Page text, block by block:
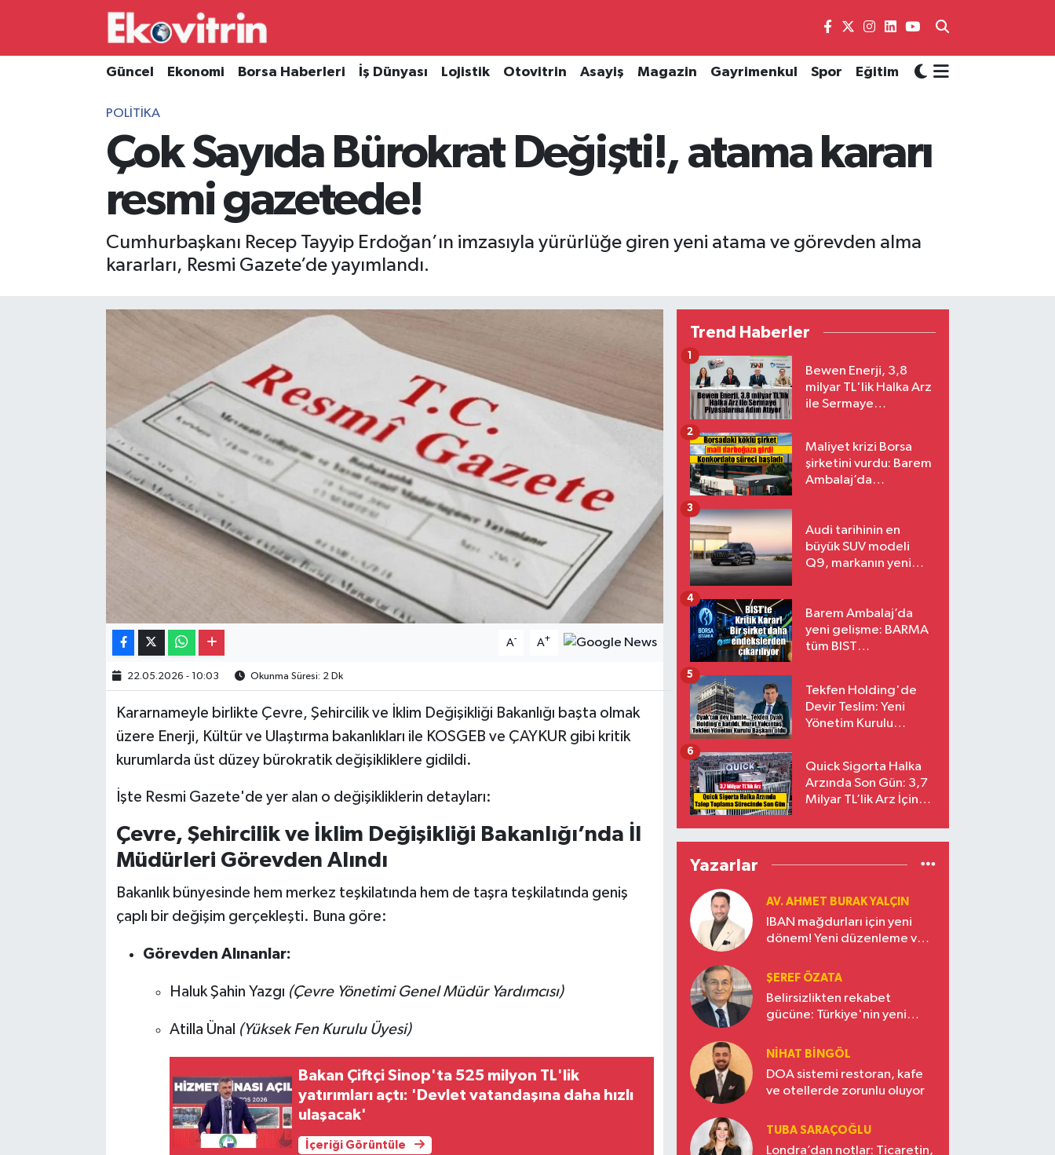
Güncel Ekonomi Borsa Haberleri İş Dünyası Lojistik Otovitrin Asayiş Magazin Gayrimenkul Spor Eğitim
POLITIKA
Çok Sayıda Bürokrat Değişti!, atama kararı
resmi gazetede!
Cumhurbaşkanı Recep Tayyip Erdoğan’ın imzasıyla yürürlüğe giren yeni atama ve görevden alma
kararları, Resmi Gazete’de yayımlandı.
A- A+
22.05.2026 - 10:03 Okunma Süresi: 2 Dk
Kararnameyle birlikte Çevre, Şehircilik ve İklim Değişikliği Bakanlığı başta olmak
üzere Enerji, Kültür ve Ulaştırma bakanlıkları ile KOSGEB ve ÇAYKUR gibi kritik
kurumlarda üst düzey bürokratik değişikliklere gidildi.
İşte Resmi Gazete'de yer alan o değişikliklerin detayları:
Çevre, Şehircilik ve İklim Değişikliği Bakanlığı’nda İl
Müdürleri Görevden Alındı
Bakanlık bünyesinde hem merkez teşkilatında hem de taşra teşkilatında geniş
çaplı bir değişim gerçekleşti. Buna göre:
Görevden Alınanlar:
Haluk Şahin Yazgı (Çevre Yönetimi Genel Müdür Yardımcısı)
Atilla Ünal (Yüksek Fen Kurulu Üyesi)
Bakan Çiftçi Sinop'ta 525 milyon TL'lik
yatırımları açtı: 'Devlet vatandaşına daha hızlı
ulaşacak'
İçeriği Görüntüle
Trend Haberler
Bewen Enerji, 3,8
milyar TL'lik Halka Arz
ile Sermaye
1
Maliyet krizi Borsa
şirketini vurdu: Barem
Ambalaj’da
2
Audi tarihinin en
büyük SUV modeli
Q9, markanın yeni
3
Barem Ambalaj’da
yeni gelişme: BARMA
tüm BIST
4
Tekfen Holding'de
Devir Teslim: Yeni
Yönetim Kurulu
5
Quick Sigorta Halka
Arzında Son Gün: 3,7
Milyar TL’lik Arz İçin
Eriyor
6
Yazarlar
AV. AHMET BURAK YALÇIN
IBAN mağdurları için yeni
dönem! Yeni düzenleme ve
ŞEREF ÖZATA
Belirsizlikten rekabet
gücüne: Türkiye'nin yeni
NIHAT BINGÖL
DOA sistemi restoran, kafe
ve otellerde zorunlu oluyor
TUBA SARAÇOĞLU
Londra’dan notlar: Ticaretin,
Güncel
Borsa Haberleri
Hava Durumu
Süper Lig Puan Durumu ve Fikstür
Son Dakika Haberleri
Haber Arşivi